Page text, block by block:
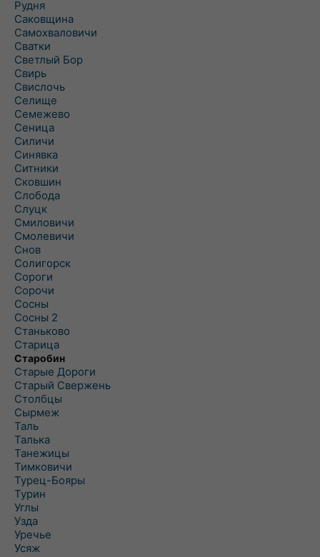
Рудня
Саковщина
Самохваловичи
Сватки
Светлый Бор
Свирь
Свислочь
Селище
Семежево
Сеница
Силичи
Синявка
Ситники
Сковшин
Слобода
Слуцк
Смиловичи
Смолевичи
Снов
Солигорск
Сороги
Сорочи
Сосны
Сосны 2
Станьково
Старица
Старобин
Старые Дороги
Старый Свержень
Столбцы
Сырмеж
Таль
Талька
Танежицы
Тимковичи
Турец-Бояры
Турин
Углы
Узда
Уречье
Усяж